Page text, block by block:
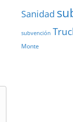
Sanidad
subvención
Monte